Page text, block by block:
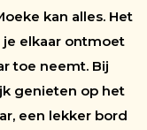
kan alles. Het
je elkaar ontmoet
toe neemt. Bij
genieten op het
een lekker bord